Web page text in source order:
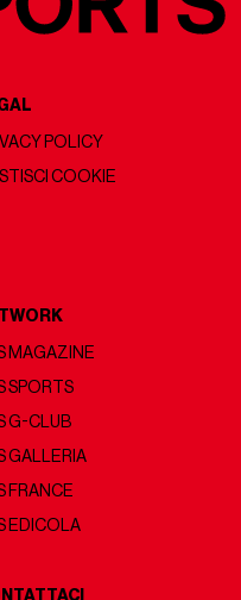
POLICY
COOKIE
MAGAZINE
SPORTS
G-CLUB
GALLERIA
FRANCE
EDICOLA